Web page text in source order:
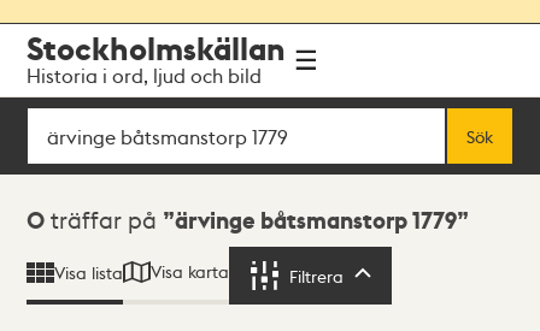
navigationen
huvudinnehållet
Stockholmskällan
Historia i ord, ljud och bild
Sök
Sök
Sökresultat
0 träffar på ärvinge båtsmanstorp 1779
Visa lista Visa karta Filtrera